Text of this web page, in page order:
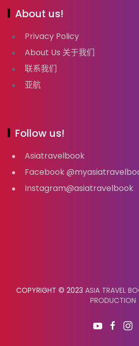
About us!
Privacy Policy
About Us 关于我们
联系我们
亚航
Follow us!
Asiatravelbook
Facebook
Instagram@asiatravelbook
COPYRIGHT © 2023 ASIA TRAVEL
PRODUCTION